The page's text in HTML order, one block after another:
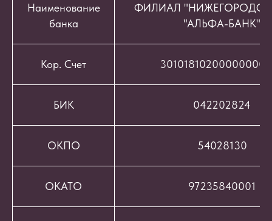
Наименование
банка
ФИЛИАЛ
"АЛЬФА-БАНК"
Кор. Счет
БИК 042202824
ОКПО 54028130
ОКАТО 97235840001